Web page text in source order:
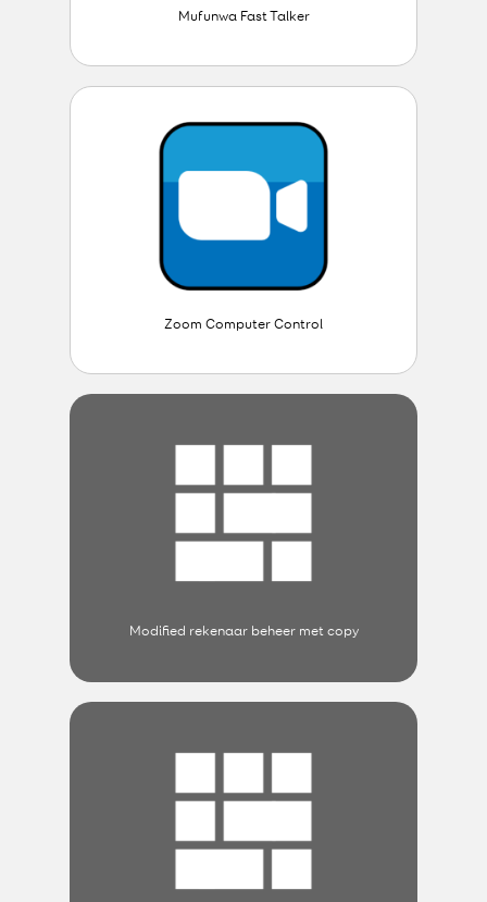
Mufunwa Fast Talker
Zoom Computer Control
Modified rekenaar beheer met copy